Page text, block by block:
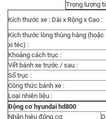
Trọng lượng
Kích thước xe : Dài x Rộng x Cao :
Kích thước lòng thùng hàng
xi téc) :
Khoảng cách trục :
Vết bánh xe trước / sau :
Số trục :
Công thức bánh xe :
Loại nhiên liệu :
Động cơ hyundai hd800
Nhãn hiệu động cơ: